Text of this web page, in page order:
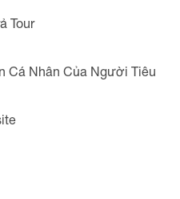
Tour
Cá Nhân Của Người Tiêu